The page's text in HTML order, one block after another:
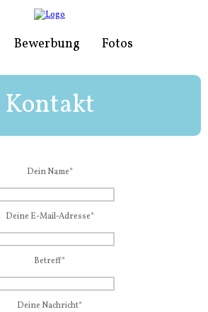
Bewerbung Fotos
Kontakt
Dein Name*
Deine E-Mail-Adresse*
Betreff*
Deine Nachricht*